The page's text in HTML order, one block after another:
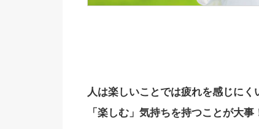
人は楽しいことでは疲れを感じにく
「楽しむ」気持ちを持つことが大事